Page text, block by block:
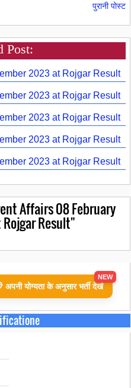
पुरानी पोस्ट
Post:
2023 at Rojgar Result
2023 at Rojgar Result
2023 at Rojgar Result
2023 at Rojgar Result
2023 at Rojgar Result
Affairs 08 February
Result"
अपनी योग्यता के अनुसार भर्ती देखें
NEW